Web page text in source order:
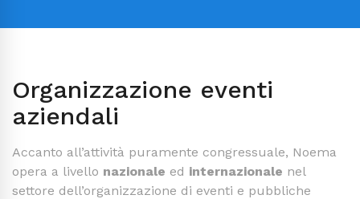
Organizzazione eventi
aziendali
Accanto all’attività puramente congressuale, Noema
opera a livello nazionale ed internazionale nel
settore dell’organizzazione di eventi e pubbliche